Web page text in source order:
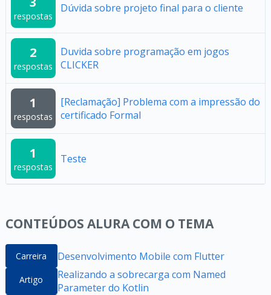
respostas
Dúvida sobre projeto final para o cliente
2
respostas
Duvida sobre programação em jogos
CLICKER
1
respostas
[Reclamação] Problema com a impressão do
certificado Formal
1
respostas
Teste
CONTEÚDOS ALURA COM O TEMA
Carreira Desenvolvimento Mobile com Flutter
Artigo
Realizando a sobrecarga com Named
Parameter do Kotlin